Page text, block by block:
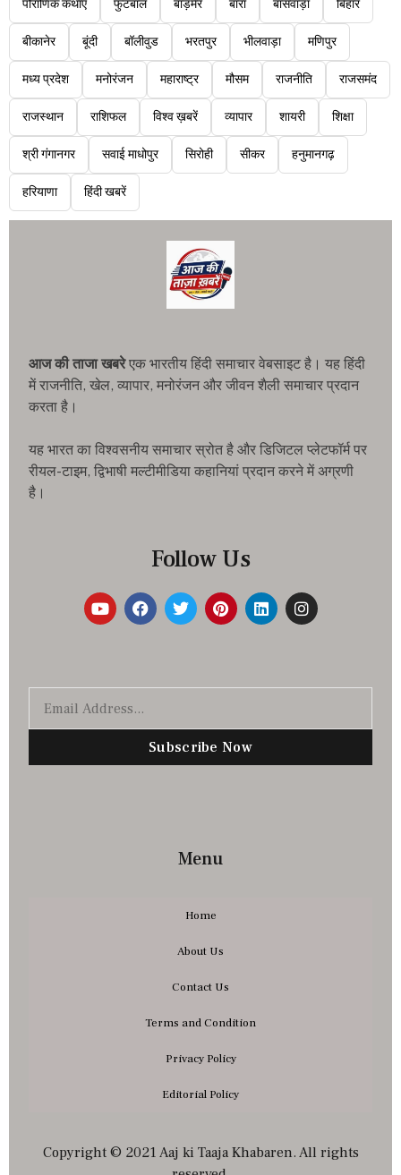
पौराणिक कथाएं फुटबॉल बाड़मेर बारां बांसवाड़ा बिहार
बीकानेर बूंदी बॉलीवुड भरतपुर भीलवाड़ा मणिपुर
मध्य प्रदेश मनोरंजन महाराष्ट्र मौसम राजनीति राजसमंद
राजस्थान राशिफल विश्व ख़बरें व्यापार शायरी शिक्षा
श्री गंगानगर सवाई माधोपुर सिरोही सीकर हनुमानगढ़
हरियाणा हिंदी खबरें
आज की ताजा खबरेएक भारतीय हिंदी समाचार वेबसाइट है। यह हिंदी
में राजनीति, खेल, व्यापार, मनोरंजन और जीवन शैली समाचार प्रदान
करता है।
यह भारत का विश्वसनीय समाचार स्रोत है और डिजिटल प्लेटफॉर्म पर
रीयल-टाइम, द्विभाषी मल्टीमीडिया कहानियां प्रदान करने में अग्रणी
है।
Follow Us
Subscribe Now
Menu
Home
About Us
Contact Us
Terms and Condition
Privacy Policy
Editorial Policy
Copyright © 2021 Aaj ki Taaja Khabaren. All rights